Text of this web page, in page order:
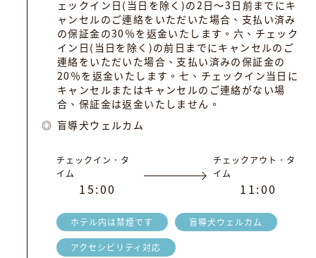
ェックイン日(当日を除く)の2日～3日前までにキ
ャンセルのご連絡をいただいた場合、支払い済み
の保証金の30％を返金いたします。六、チェック
イン日(当日を除く)の前日までにキャンセルのご
連絡をいただいた場合、支払い済みの保証金の
20％を返金いたします。七、チェックイン当日に
キャンセルまたはキャンセルのご連絡がない場
合、保証金は返金いたしません。
盲導犬ウェルカム
チェックイン．タ
イム
15:00
チェックアウト．タ
イム
1 1:00
ホテル内は禁煙です 盲導犬ウェルカム
アクセシビリティ対応